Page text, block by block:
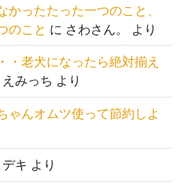
ったたった一つのこと、
のこと に さわさん。 より
・老犬になったら絶対揃え
えみっち より
ゃんオムツ使って節約しよ
デキ より